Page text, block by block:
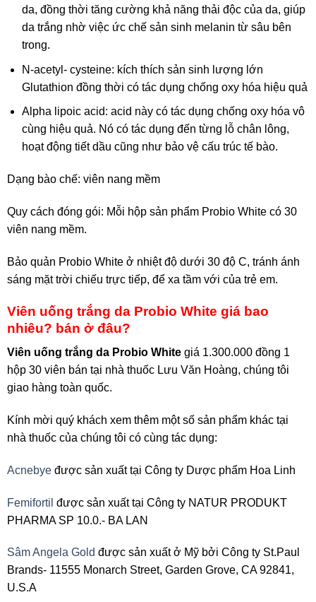
da, đồng thời tăng cường khả năng thải độc của da, giúp
da trắng nhờ việc ức chế sản sinh melanin từ sâu bên
trong.
N-acetyl- cysteine: kích thích sản sinh lượng lớn
Glutathion đồng thời có tác dụng chống oxy hóa hiệu quả
Alpha lipoic acid: acid này có tác dụng chống oxy hóa vô
cùng hiệu quả. Nó có tác dụng đến từng lỗ chân lông,
hoạt động tiết dầu cũng như bảo vệ cấu trúc tế bào.
Dạng bào chế: viên nang mềm
Quy cách đóng gói: Mỗi hộp sản phẩm Probio White có 30
viên nang mềm.
Bảo quản Probio White ở nhiệt độ dưới 30 độ C, tránh ánh
sáng mặt trời chiếu trực tiếp, để xa tầm với của trẻ em.
Viên uống trắng da Probio White giá bao
nhiêu? bán ở đâu?
Viên uống trắng da Probio White giá 1.300.000 đồng 1
hộp 30 viên bán tại nhà thuốc Lưu Văn Hoàng, chúng tôi
giao hàng toàn quốc.
Kính mời quý khách xem thêm một số sản phẩm khác tại
nhà thuốc của chúng tôi có cùng tác dụng:
Acnebye được sản xuất tại Công ty Dược phẩm Hoa Linh
Femifortil được sản xuất tại Công ty NATUR PRODUKT
PHARMA SP 10.0.- BA LAN
Sâm Angela Gold được sản xuất ở Mỹ bởi Công ty St.Paul
Brands- 11555 Monarch Street, Garden Grove, CA 92841,
U.S.A